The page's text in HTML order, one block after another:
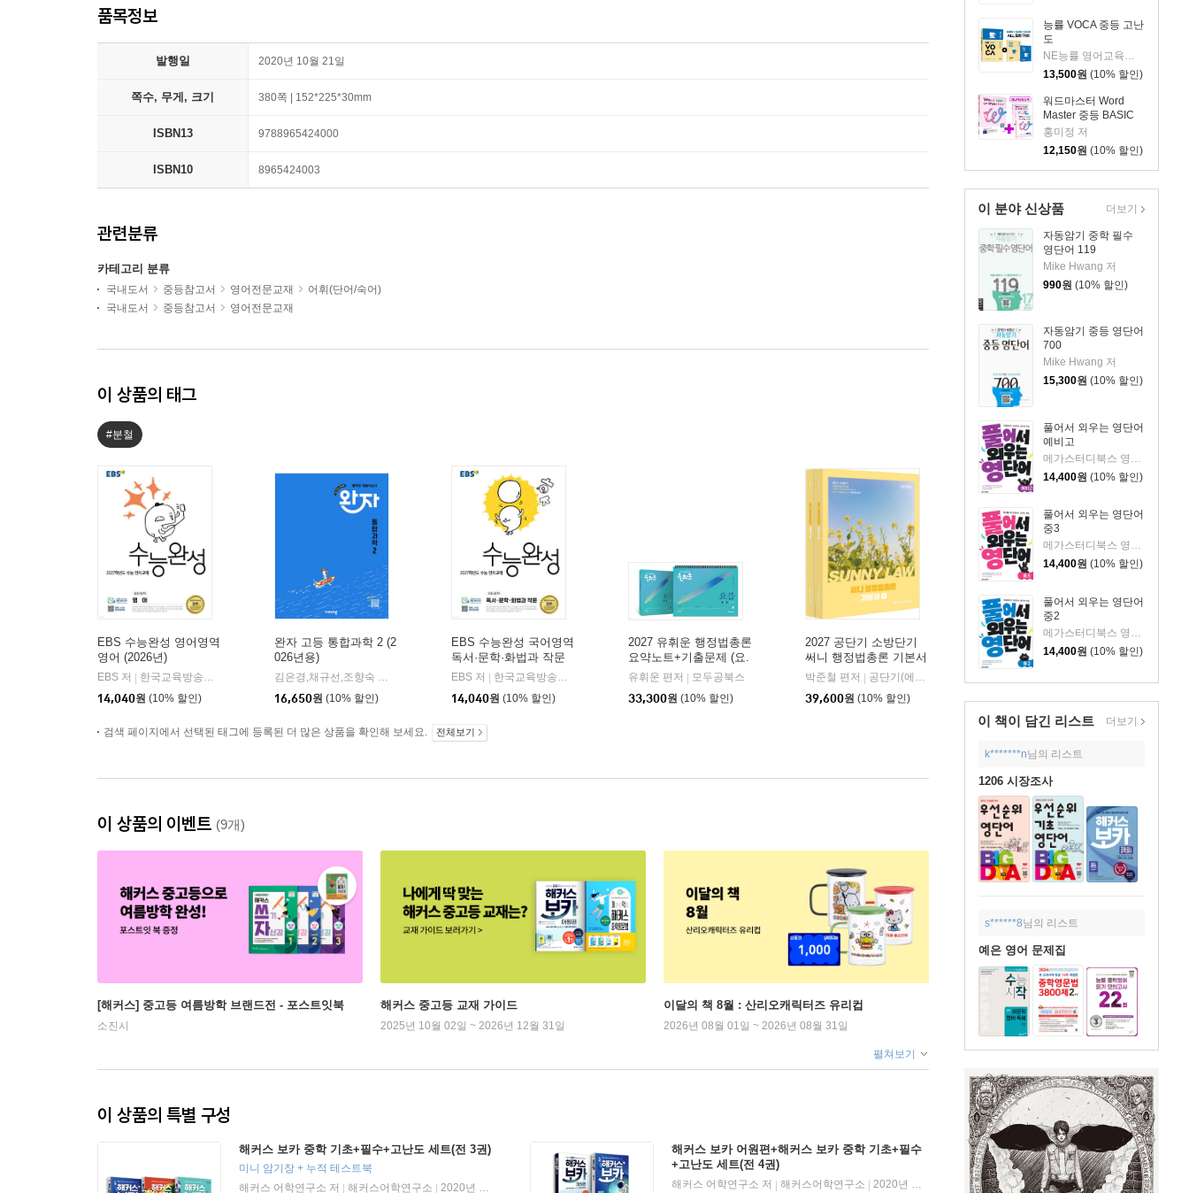
능률 VOCA 중등 고난
도
NE능률 영어교육연구소 저
13,500원 (10% 할인)
워드마스터 Word
Master 중등 BASIC
홍미정 저
12,150원 (10% 할인)
이 분야 신상품
자동암기 중학 필수
영단어 119
Mike Hwang 저
990원 (10% 할인)
자동암기 중등 영단어
700
Mike Hwang 저
15,300원 (10% 할인)
풀어서 외우는 영단어
예비고
14,400원 (10% 할인)
풀어서 외우는 영단어
중3
메가스터디북스 영어연구팀 저
14,400원 (10% 할인)
풀어서 외우는 영단어
중2
14,400원 (10% 할인)
더보기
이 책이 담긴 리스트 더보기
k*******n님의 리스트
1206 시장조사
s******8님의 리스트
예은 영어 문제집
품목정보
발행일 2020년 10월 21일
쪽수, 무게, 크기 380쪽 | 152*225*30mm
ISBN13 9788965424000
ISBN10 8965424003
관련분류
카테고리 분류
국내도서 중등참고서 영어전문교재
어휘(단어/숙어)
국내도서
중등참고서 영어전문교재
이 상품의 태그
#분철
EBS 수능완성 영어영역
영어 (2026년)
EBS 저
한국교육방송공사
14,040원 (10% 할인)
완자 고등 통합과학 2 (2
026년용)
김은경,채규선,조향숙 등저
16,650원 (10% 할인)
EBS 수능완성 국어영역
독서·문학·화법과 작문
(2026년)
EBS 저
한국교육방송공사
14,040원 (10% 할인)
2027 유휘운 행정법총론
요약노트+기출문제 (요.
플.)
유휘운 편저
모두공북스
33,300원 (10% 할인)
2027 공단기 소방단기
써니 행정법총론 기본서
박준철 편저
공단기(에스티유니타스)
39,600원 (10% 할인)
검색 페이지에서 선택된 태그에 등록된 더 많은 상품을 확인해 보세요. 전체보기
이 상품의 이벤트 (9개)
[해커스] 중고등 여름방학 브랜드전 - 포스트잇북
소진시
해커스 중고등 교재 가이드
2025년 10월 02일 ~ 2026년 12월 31일
이달의 책 8월 : 산리오캐릭터즈 유리컵
2026년 08월 01일 ~ 2026년 08월 31일
펼쳐보기
이 상품의 특별 구성
해커스 보카 중학 기초+필수+고난도 세트(전 3권)
미니 암기장 + 누적 테스트북
해커스 어학연구소 저
해커스어학연구소 2020년 10월 21일
해커스 보카 어원편+해커스 보카 중학 기초+필수
+고난도 세트(전 4권)
해커스 어학연구소 저 해커스어학연구소 2020년 10월 21일